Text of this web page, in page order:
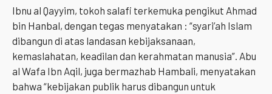
Ibnu al Qayyim, tokoh salafi terkemuka pengikut Ahmad
bin Hanbal, dengan tegas menyatakan : “syari’ah Islam
dibangun di atas landasan kebijaksanaan,
kemaslahatan, keadilan dan kerahmatan manusia”. Abu
al Wafa Ibn Aqil, juga bermazhab Hambali, menyatakan
bahwa “kebijakan publik harus dibangun untuk